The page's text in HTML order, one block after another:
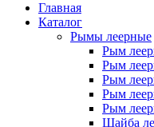
Главная
Каталог
Рымы леерные
Рым
Рым
Рым
Рым
Рым
Шайба